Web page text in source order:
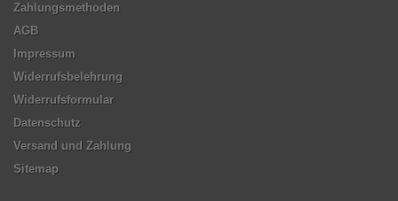
Zahlungsmethoden
AGB
Impressum
Widerrufsbelehrung
Widerrufsformular
Datenschutz
Versand und Zahlung
Sitemap